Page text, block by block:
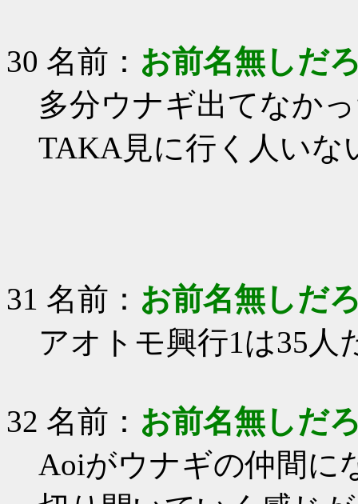
30 名前： お前名無しだ
多分ウナギ出てなか
TAKA見に行く人いな
31 名前： お前名無しだ
アオトモ興行1は35人
32 名前： お前名無しだ
Aoiがウナギの仲間に